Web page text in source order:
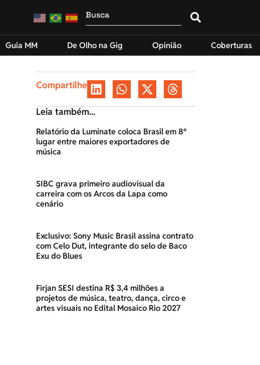
Guia MM De Olho na Gig Opinião Coberturas
Compartilhe
Leia também...
Relatório da Luminate coloca Brasil em 8º
lugar entre maiores exportadores de
música
SIBC grava primeiro audiovisual da
carreira com os Arcos da Lapa como
cenário
Exclusivo: Sony Music Brasil assina contrato
com Celo Dut, integrante do selo de Baco
Exu do Blues
Firjan SESI destina R$ 3,4 milhões a
projetos de música, teatro, dança, circo e
artes visuais no Edital Mosaico Rio 2027